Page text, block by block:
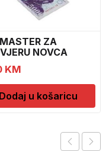
ZA
NOVCA
30
KM
Dodaj u košaricu